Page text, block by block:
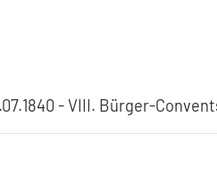
- VIII. Bürger-